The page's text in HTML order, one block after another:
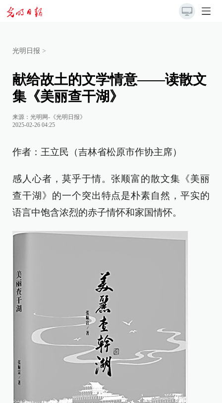
光明日报 >
献给故土的文学情意——读散文
集《美丽查干湖》
来源： 光明网-《光明日报》
2025-02-26 04:25
作者：王立民（吉林省松原市作协主席）
感人心者，莫乎于情。张顺富的散文集《美丽
查干湖》的一个突出特点是朴素自然，平实的
语言中饱含浓烈的赤子情怀和家国情怀。